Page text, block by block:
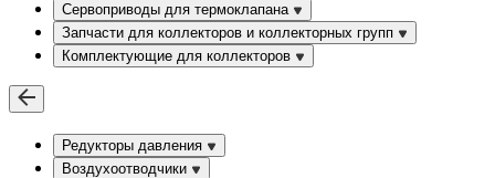
Сервоприводы для термоклапана
Запчасти для коллекторов и коллекторных групп
Комплектующие для коллекторов
Редукторы давления
Воздухоотводчики